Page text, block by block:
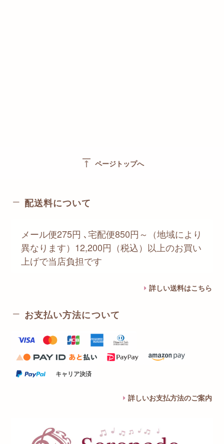
vertical_align_top ページトップへ
配送料について
メール便275円 ､宅配便850円～（地域により
異なります）12,200円（税込）以上のお買い
上げで当店負担です
詳しい送料はこちら
お支払い方法について
キャリア決済
詳しいお支払方法のご案内